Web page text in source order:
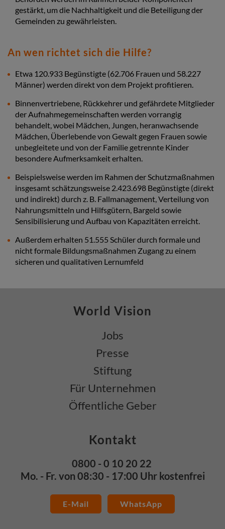
gestärkt, um die Nachhaltigkeit und die Beteiligung der
Gemeinden zu gewährleisten.
An wen richtet sich die Hilfe?
Etwa 120.933 Begünstigte (62.706 Frauen und 58.227
Männer) werden direkt von dem Projekt profitieren.
Binnenvertriebene, Rückkehrer und gefährdete Mitglieder
der Aufnahmegemeinschaften werden vorrangig
behandelt, wobei Mädchen, Jungen, heranwachsende
Mädchen, Überlebende von Gewalt gegen Frauen sowie
unbegleitete und von der Familie getrennte Kinder
besondere Aufmerksamkeit erhalten.
Beispielsweise werden im Rahmen der Schutzmaßnahmen
insgesamt schätzungsweise 2.423.698 Begünstigte (direkt
und indirekt) durch z. B. Fallmanagement, Verteilung von
Nahrungsmitteln und Hilfsgütern, Bargeld sowie
Sensibilisierung und Aufbau von Kapazitäten erreicht.
Außerdem erhalten 51.555 Schüler durch formale und
nicht formale Bildungsmaßnahmen Zugang zu einem
sicheren und qualitativen Lernumfeld
World Vision
Jobs
Presse
Stiftung
Für Unternehmen
Öffentliche Geber
Kontakt
0800 - 0 10 20 22
Mo. - Fr. von 08:30 - 17:00 Uhr kostenfrei
E-Mail WhatsApp